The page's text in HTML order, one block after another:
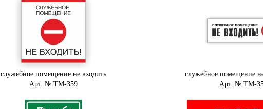
служебное помещение не входить
Арт. № ТМ-359
служебное помещение
Арт. № ТМ-